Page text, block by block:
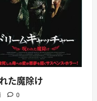
た魔除け
0